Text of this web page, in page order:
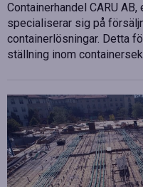
Containerhandel CARU
specialiserar sig på
containerlösningar. Detta
ställning inom